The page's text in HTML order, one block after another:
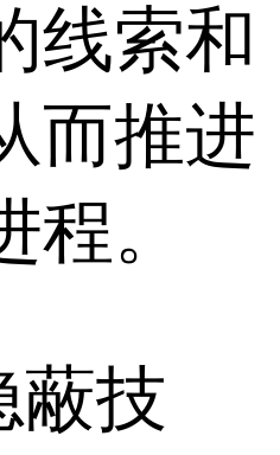
线索和
而推进
。
蔽技